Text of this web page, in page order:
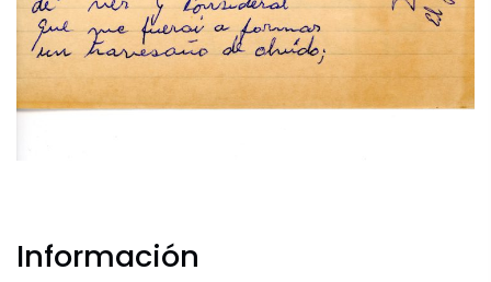
Información